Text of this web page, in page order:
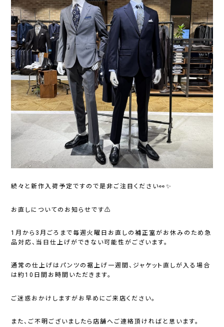
続々と新作入荷予定ですので是非ご注目ください👀✨️
お直しについてのお知らせです⚠️
1月から3月ごろまで毎週火曜日お直しの補正室がお休みのため急
品対応、当日仕上げができない可能性がございます。
通常の仕上げはパンツの裾上げ一週間、ジャケット直しが入る場合
は約10日間お時間いただきます。
ご迷惑おかけしますがお早めにご来店ください。
また、ご不明ございましたら店舗へご連絡頂ければと思います。‍